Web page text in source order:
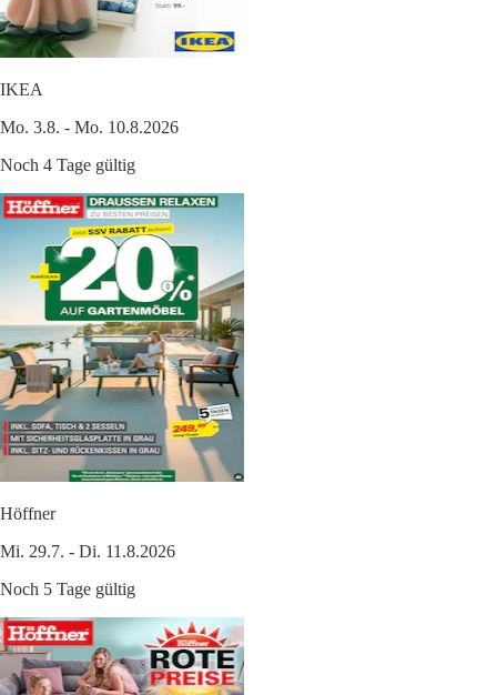
IKEA
Mo. 3.8. - Mo. 10.8.2026
Noch 4 Tage gültig
Höffner
Mi. 29.7. - Di. 11.8.2026
Noch 5 Tage gültig